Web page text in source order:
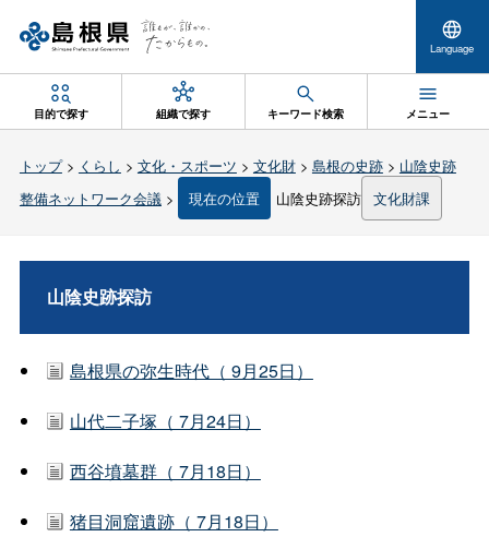
Language
目的で探す 組織で探す キーワード検索 メニュー
トップ> くらし > 文化・スポーツ > 文化財> 島根の史跡> 山陰史跡
整備ネットワーク会議> 現在の位置 山陰史跡探訪 文化財課
山陰史跡探訪
島根県の弥生時代（ 9月25日）
山代二子塚（ 7月24日）
西谷墳墓群（ 7月18日）
猪目洞窟遺跡（ 7月18日）